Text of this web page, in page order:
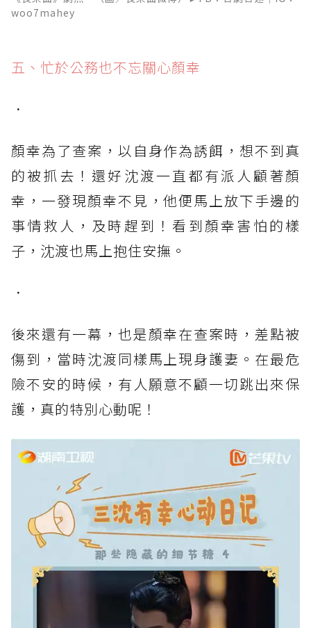
woo7mahey
五、忙於公務也不忘關心顏幸
．
顏幸為了查案，以自身作為誘餌，想不到真
的被抓去！還好沈渡一直都有派人顧著顏
幸，一發現顏幸不見，他便馬上放下手邊的
事情救人，及時趕到！看到顏幸害怕的樣
子，沈渡也馬上抱住安撫。
．
後來還有一幕，也是顏幸在查案時，差點被
傷到，當時沈渡同樣馬上現身護妻。在最危
險不安的時候，有人願意不顧一切跳出來保
護，真的特別心動呢！